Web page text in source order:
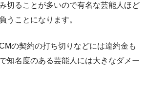
切ることが多いので有名な芸能人ほど
うことになります。
の契約の打ち切りなどには違約金も
知名度のある芸能人には大きなダメー